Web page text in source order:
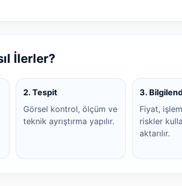
İlerler?
2. Tespit
Görsel kontrol, ölçüm ve
teknik ayrıştırma yapılır.
3.
Fiyat,
riskler
aktarılır.